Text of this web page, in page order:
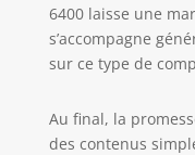
6400 laisse une
s’accompagne
sur ce type de
Au final, la
des contenus